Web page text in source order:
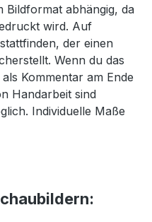
Bildformat abhängig, da
wird. Auf
der einen
Wenn du das
Kommentar am Ende
Handarbeit sind
Individuelle Maße